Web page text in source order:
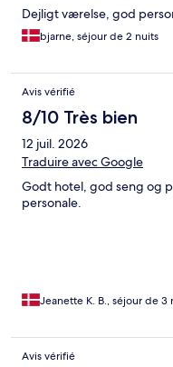
Dejligt værelse, god
bjarne, séjour de 2 nuits
Avis vérifié
8/10 Très bien
12 juil. 2026
Traduire avec Google
Godt hotel, god seng og
personale.
Jeanette K. B., séjour de 3
Avis vérifié